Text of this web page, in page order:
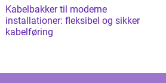
Kabelbakker til moderne
installationer: fleksibel og sikker
kabelføring